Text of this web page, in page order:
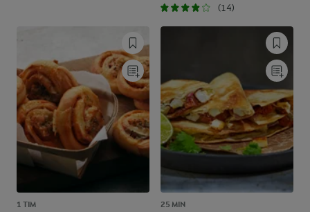
(14)
1 TIM 25 MIN